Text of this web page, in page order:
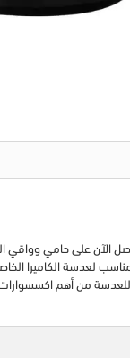
الآن على حامي
لعدسة الكاميرا
للعدسة من أهم